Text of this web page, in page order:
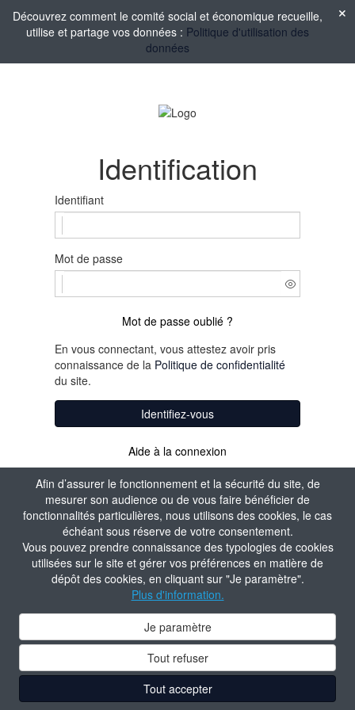
Afin d’assurer le fonctionnement et la sécurité du site, de
mesurer son audience ou de vous faire bénéficier de
fonctionnalités particulières, nous utilisons des cookies, le cas
échéant sous réserve de votre consentement.
Vous pouvez prendre connaissance des typologies de cookies
utilisées sur le site et gérer vos préférences en matière de
dépôt des cookies, en cliquant sur "Je paramètre".
Plus d'information.
Je paramètre
Tout refuser
Tout accepter
Découvrez comment le comité social et économique recueille,
utilise et partage vos données : Politique d'utilisation des
données
Identification
Identifiant
Mot de passe
Mot de passe oublié ?
En vous connectant, vous attestez avoir pris
connaissance de la Politique de confidentialité
du site.
Identifiez-vous
Aide à la connexion